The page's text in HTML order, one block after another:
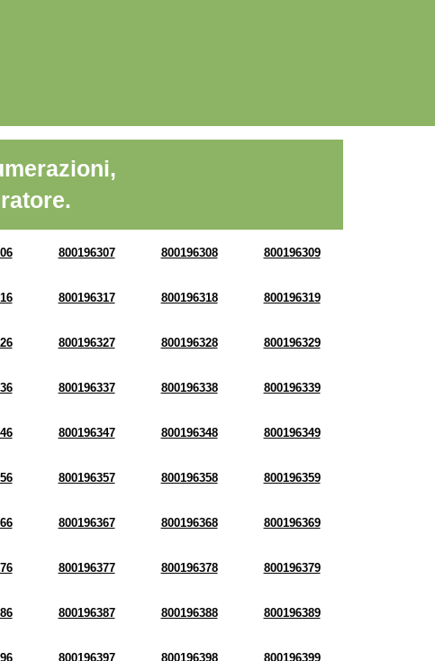
800196307 800196308 800196309
800196317 800196318 800196319
800196327 800196328 800196329
800196337 800196338 800196339
800196347 800196348 800196349
800196357 800196358 800196359
800196367 800196368 800196369
800196377 800196378 800196379
800196387 800196388 800196389
800196397 800196398 800196399